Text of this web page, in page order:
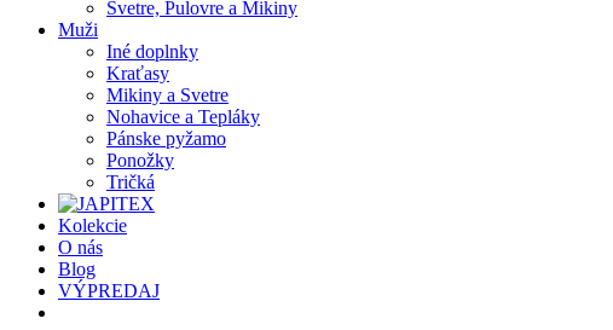
Svetre, Pulovre a Mikiny
Muži
Iné doplnky
Kraťasy
Mikiny a Svetre
Nohavice a Tepláky
Pánske pyžamo
Ponožky
Tričká
Kolekcie
O nás
Blog
VÝPREDAJ